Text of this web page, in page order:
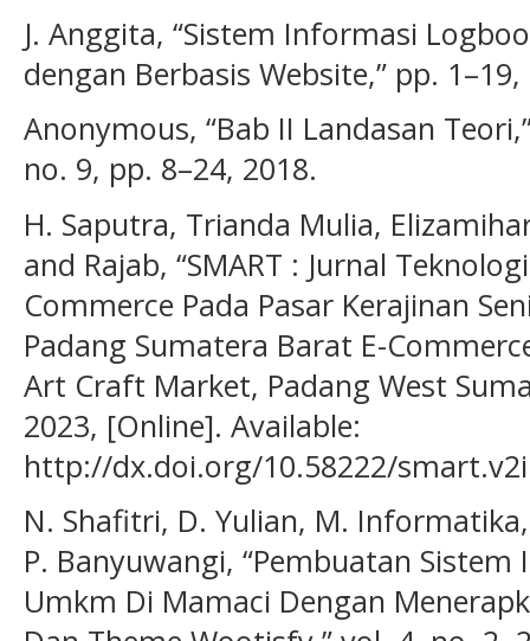
J. Anggita, “Sistem Informasi
dengan Berbasis Website,” pp. 1–19,
Anonymous, “Bab II Landasan
no. 9, pp. 8–24, 2018.
H. Saputra, Trianda Mulia,
and Rajab, “SMART : Jurnal
Commerce Pada Pasar Kerajinan
Padang Sumatera Barat E-
Art Craft Market, Padang West
2023, [Online]. Available:
http://dx.doi.org/10.58222/
N. Shafitri, D. Yulian, M.
P. Banyuwangi, “Pembuatan
Umkm Di Mamaci Dengan